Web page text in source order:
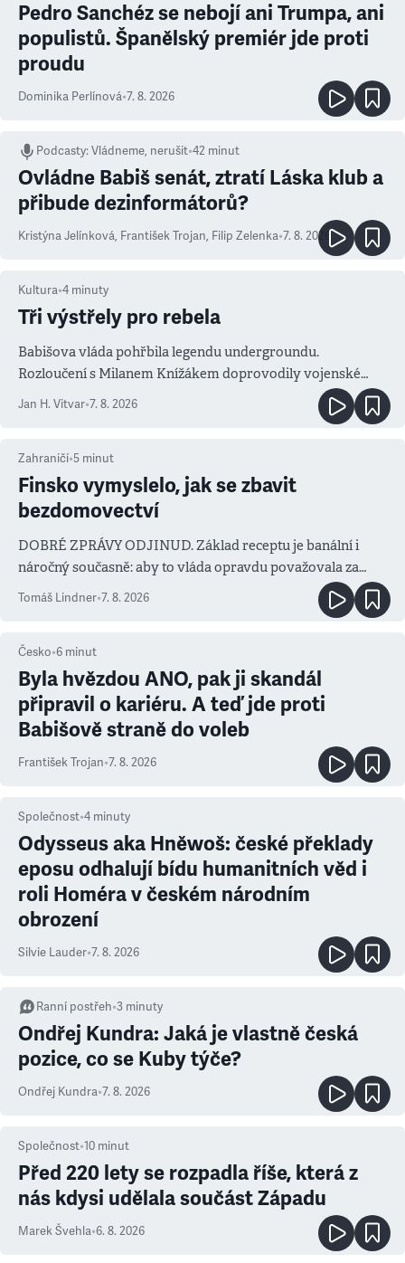
Pedro Sanchéz se nebojí ani Trumpa, ani
populistů. Španělský premiér jde proti
proudu
Dominika Perlínová•7. 8. 2026
Podcasty:Vládneme, nerušit•42 minut
Ovládne Babiš senát, ztratí Láska klub a
přibude dezinformátorů?
Kristýna Jelínková, František Trojan, Filip Zelenka•7. 8. 2026
Kultura•4 minuty
Tři výstřely pro rebela
Babišova vláda pohřbila legendu undergroundu.
Rozloučení s Milanem Knížákem doprovodily vojenské
salvy i kritika pokrokářů
Jan H. Vitvar•7. 8. 2026
Zahraničí•5 minut
Finsko vymyslelo, jak se zbavit
bezdomovectví
DOBRÉ ZPRÁVY ODJINUD. Základ receptu je banální i
náročný současně: aby to vláda opravdu považovala za
prioritu
Tomáš Lindner•7. 8. 2026
Česko•6 minut
Byla hvězdou ANO, pak ji skandál
připravil o kariéru. A teď jde proti
Babišově straně do voleb
František Trojan•7. 8. 2026
Společnost•4 minuty
Odysseus aka Hněwoš: české překlady
eposu odhalují bídu humanitních věd i
roli Homéra v českém národním
obrození
Silvie Lauder•7. 8. 2026
Ranní postřeh•3 minuty
Ondřej Kundra: Jaká je vlastně česká
pozice, co se Kuby týče?
Ondřej Kundra•7. 8. 2026
Společnost•10 minut
Před 220 lety se rozpadla říše, která z
nás kdysi udělala součást Západu
Marek Švehla•6. 8. 2026